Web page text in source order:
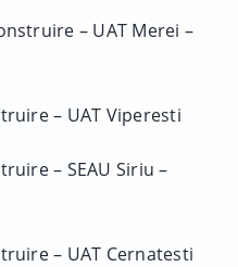
– UAT Merei –
– UAT Viperesti
– SEAU Siriu –
– UAT Cernatesti